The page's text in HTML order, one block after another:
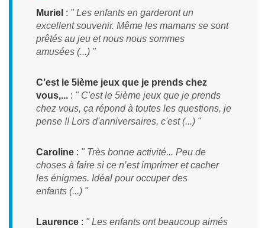
Muriel : " Les enfants en garderont un
excellent souvenir. Même les mamans se sont
prêtés au jeu et nous nous sommes
amusées (...) "
C’est le 5ième jeux que je prends chez
vous,... : " C'est le 5ième jeux que je prends
chez vous, ça répond à toutes les questions, je
pense !! Lors d'anniversaires, c'est (...) "
Caroline : " Très bonne activité... Peu de
choses à faire si ce n’est imprimer et cacher
les énigmes. Idéal pour occuper des
enfants (...) "
Laurence : " Les enfants ont beaucoup aimés